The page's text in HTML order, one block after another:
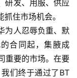
研发、用服、供应
住市场机会。
为人忍辱负重、默
合同起，集腋成
重要的市场。在要
们终于通过了BT